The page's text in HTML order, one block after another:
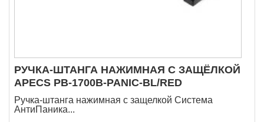
РУЧКА-ШТАНГА НАЖИМНАЯ С ЗАЩЁЛКОЙ
APECS PB-1700B-PANIC-BL/RED
Ручка-штанга нажимная с защелкой Система
АнтиПаника...